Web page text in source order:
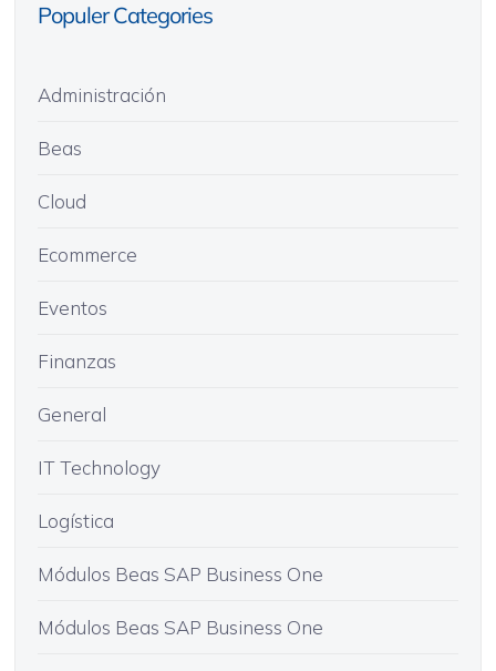
Populer Categories
Administración
Beas
Cloud
Ecommerce
Eventos
Finanzas
General
IT Technology
Logística
Módulos Beas SAP Business One
Módulos Beas SAP Business One